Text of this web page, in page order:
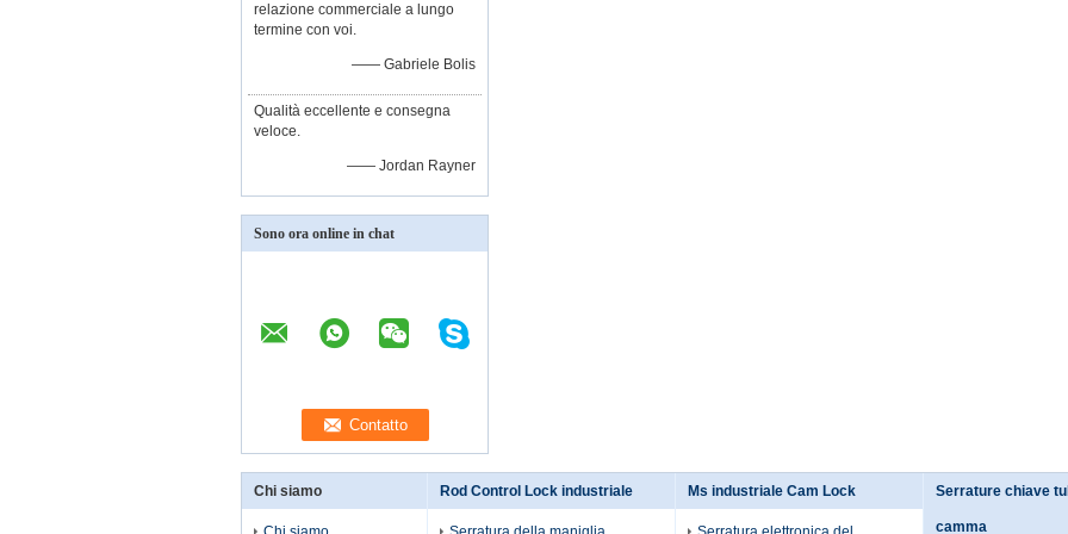
relazione commerciale a lungo
termine con voi.
—— Gabriele Bolis
Qualità eccellente e consegna
veloce.
—— Jordan Rayner
Sono ora online in chat
Chi siamo Rod Control Lock industriale Ms industriale Cam Lock Serrature chiave
camma